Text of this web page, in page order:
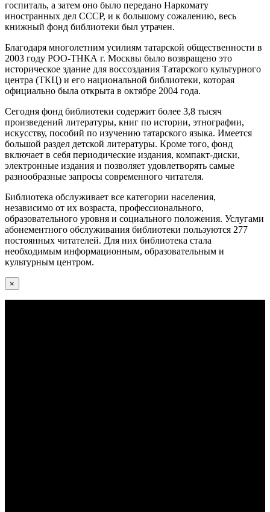
госпиталь, а затем оно было передано Наркомату
иностранных дел СССР, и к большому сожалению, весь
книжный фонд библиотеки был утрачен.
Благодаря многолетним усилиям татарской общественности в
2003 году РОО-ТНКА г. Москвы было возвращено это
историческое здание для воссоздания Татарского культурного
центра (ТКЦ) и его национальной библиотеки, которая
официально была открыта в октябре 2004 года.
Сегодня фонд библиотеки содержит более 3,8 тысяч
произведений литературы, книг по истории, этнографии,
искусству, пособий по изучению татарского языка. Имеется
большой раздел детской литературы. Кроме того, фонд
включает в себя периодические издания, компакт-диски,
электронные издания и позволяет удовлетворять самые
разнообразные запросы современного читателя.
Библиотека обслуживает все категории населения,
независимо от их возраста, профессионального,
образовательного уровня и социального положения. Услугами
абонементного обслуживания библиотеки пользуются 277
постоянных читателей. Для них библиотека стала
необходимым информационным, образовательным и
культурным центром.
×